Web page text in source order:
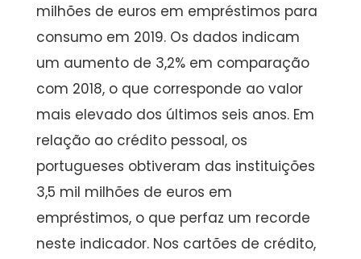
milhões de euros em empréstimos para
consumo em 2019. Os dados indicam
um aumento de 3,2% em comparação
com 2018, o que corresponde ao valor
mais elevado dos últimos seis anos. Em
relação ao crédito pessoal, os
portugueses obtiveram das instituições
3,5 mil milhões de euros em
empréstimos, o que perfaz um recorde
neste indicador. Nos cartões de crédito,